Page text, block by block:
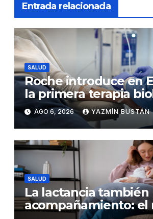
Entrada relacionada
SALUD
Roche introduce en
la primera terapia
de precisión capaz de
detener el daño renal
nefritis lúpica
AGO 6, 2026 YAZMÍN BUSTÁN
SALUD
La lactancia
acompañamiento: el